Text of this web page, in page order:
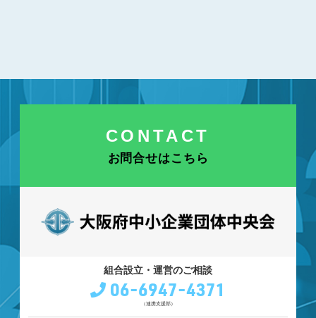
CONTACT
お問合せはこちら
組合設立・運営のご相談
06-6947-4371
（連携支援部）